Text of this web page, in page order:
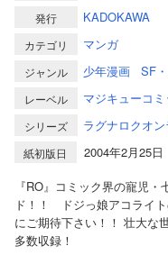
発行 KADOKAWA
カテゴリ マンガ
ジャンル 少年漫画 SF
レーベル マジキューコ
シリーズ ラグナロクオ
紙初版日
2004年2月25日
『RO』コミック界の寵児
ド！！ ドジっ娘アコライ
にご期待下さい！！ 壮大な
多数収録！